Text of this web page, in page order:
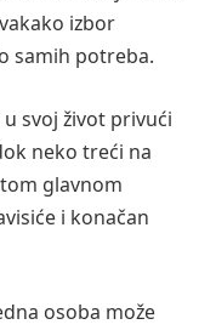
izbor
samih potreba.
svoj život privući
neko treći na
glavnom
i konačan
osoba može